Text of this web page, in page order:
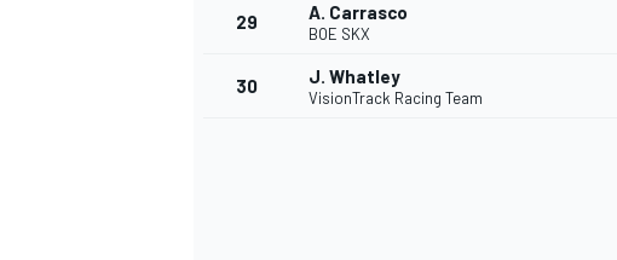
29 A. Carrasco
BOE SKX
30 J. Whatley
VisionTrack Racing Team